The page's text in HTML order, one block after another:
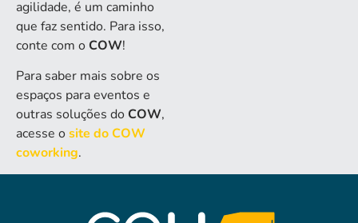
agilidade, é um caminho
que faz sentido. Para isso,
conte com o COW!
Para saber mais sobre os
espaços para eventos e
outras soluções do COW,
acesse osite do COW
coworking.